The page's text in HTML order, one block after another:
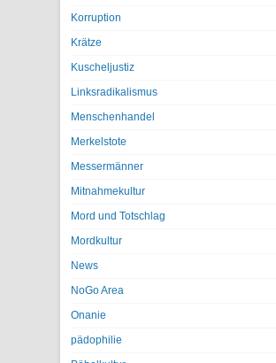
Korruption
Krätze
Kuscheljustiz
Linksradikalismus
Menschenhandel
Merkelstote
Messermänner
Mitnahmekultur
Mord und Totschlag
Mordkultur
News
NoGo Area
Onanie
pädophilie